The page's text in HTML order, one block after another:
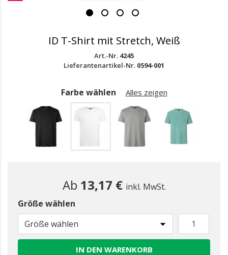
ID T-Shirt mit Stretch, Weiß
Art.-Nr. 4245
Lieferantenartikel-Nr. 0594-001
Farbe wählen Alles zeigen
Ab 13,17 € inkl. MwSt.
Größe wählen
Größe wählen
IN DEN WARENKORB